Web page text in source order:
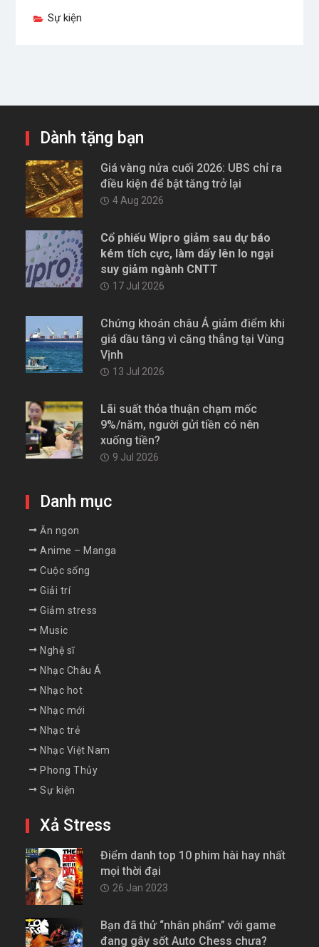
Sự kiện
Dành tặng bạn
Giá vàng nửa cuối 2026: UBS chỉ ra
điều kiện để bật tăng trở lại
4 Aug 2026
Cổ phiếu Wipro giảm sau dự báo
kém tích cực, làm dấy lên lo ngại
suy giảm ngành CNTT
17 Jul 2026
Chứng khoán châu Á giảm điểm khi
giá dầu tăng vì căng thẳng tại Vùng
Vịnh
13 Jul 2026
Lãi suất thỏa thuận chạm mốc
9%/năm, người gửi tiền có nên
xuống tiền?
9 Jul 2026
Danh mục
Ăn ngon
Anime – Manga
Cuộc sống
Giải trí
Giảm stress
Music
Nghệ sĩ
Nhạc Châu Á
Nhạc hot
Nhạc mới
Nhạc trẻ
Nhạc Việt Nam
Phong Thủy
Sự kiện
Xả Stress
Điểm danh top 10 phim hài hay nhất
mọi thời đại
26 Jan 2023
Bạn đã thử “nhân phẩm” với game
đang gây sốt Auto Chess chưa?